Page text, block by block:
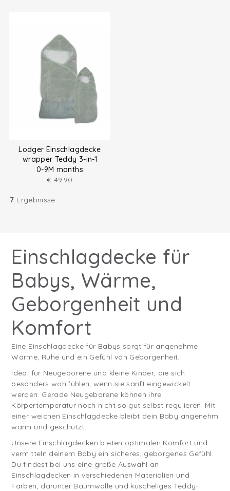
Lodger Einschlagdecke
wrapper Teddy 3-in-1
0-9M months
€ 49.90
7 Ergebnisse
Einschlagdecke für
Babys, Wärme,
Geborgenheit und
Komfort
Eine Einschlagdecke für Babys sorgt für angenehme
Wärme, Ruhe und ein Gefühl von Geborgenheit.
Ideal für Neugeborene und kleine Kinder, die sich
besonders wohlfühlen, wenn sie sanft eingewickelt
werden. Gerade Neugeborene können ihre
Körpertemperatur noch nicht so gut selbst regulieren. Mit
einer weichen Einschlagdecke bleibt dein Baby angenehm
warm und geschützt.
Unsere Einschlagdecken bieten optimalen Komfort und
vermitteln deinem Baby ein sicheres, geborgenes Gefühl.
Du findest bei uns eine große Auswahl an
Einschlagdecken in verschiedenen Materialien und
Farben, darunter Baumwolle und kuscheliges Teddy-